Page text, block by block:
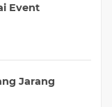
Event
Jarang